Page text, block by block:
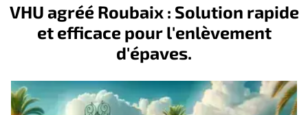
VHU agréé Roubaix : Solution rapide
et efficace pour l'enlèvement
d'épaves.